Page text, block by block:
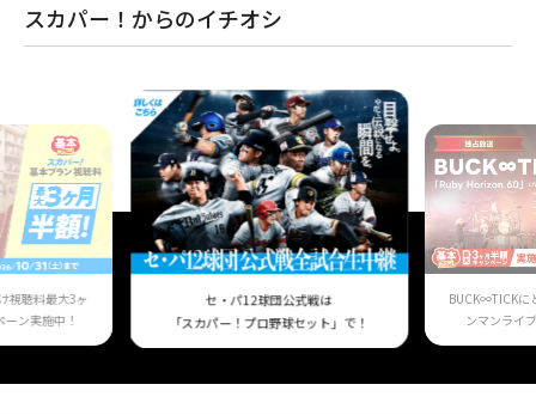
スカパー！からのイチオシ
視聴料最大3ヶ
ン実施中！
セ・パ12球団公式戦は
「スカパー！プロ野球セット」で！
BUCK∞TICKに
ンマンライ